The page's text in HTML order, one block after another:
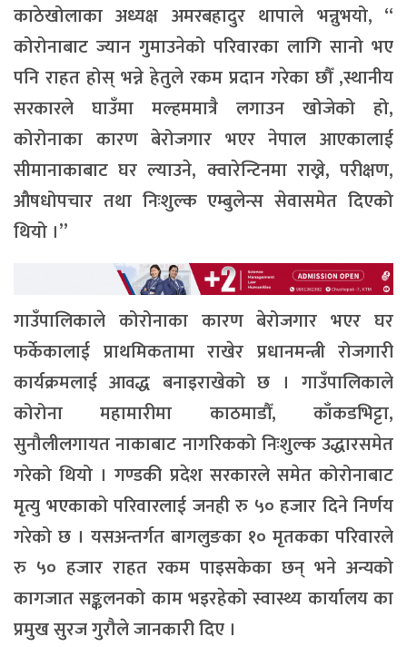
काठेखोलाका अध्यक्ष अमरबहादुर थापाले भन्नुभयो, “
कोरोनाबाट ज्यान गुमाउनेको परिवारका लागि सानो भए
पनि राहत होस् भन्ने हेतुले रकम प्रदान गरेका छौँ ,स्थानीय
सरकारले घाउँमा मल्हममात्रै लगाउन खोजेको हो,
कोरोनाका कारण बेरोजगार भएर नेपाल आएकालाई
सीमानाकाबाट घर ल्याउने, क्वारेन्टिनमा राख्ने, परीक्षण,
औषधोपचार तथा निःशुल्क एम्बुलेन्स सेवासमेत दिएको
थियो ।”
गाउँपालिकाले कोरोनाका कारण बेरोजगार भएर घर
फर्केकालाई प्राथमिकतामा राखेर प्रधानमन्त्री रोजगारी
कार्यक्रमलाई आवद्ध बनाइराखेको छ । गाउँपालिकाले
कोरोना महामारीमा काठमाडौँ, काँकडभिट्टा,
सुनौलीलगायत नाकाबाट नागरिकको निःशुल्क उद्धारसमेत
गरेको थियो । गण्डकी प्रदेश सरकारले समेत कोरोनाबाट
मृत्यु भएकाको परिवारलाई जनही रु ५० हजार दिने निर्णय
गरेको छ । यसअन्तर्गत बागलुङका १० मृतकका परिवारले
रु ५० हजार राहत रकम पाइसकेका छन् भने अन्यको
कागजात सङ्कलनको काम भइरहेको स्वास्थ्य कार्यालय का
प्रमुख सुरज गुरौले जानकारी दिए ।